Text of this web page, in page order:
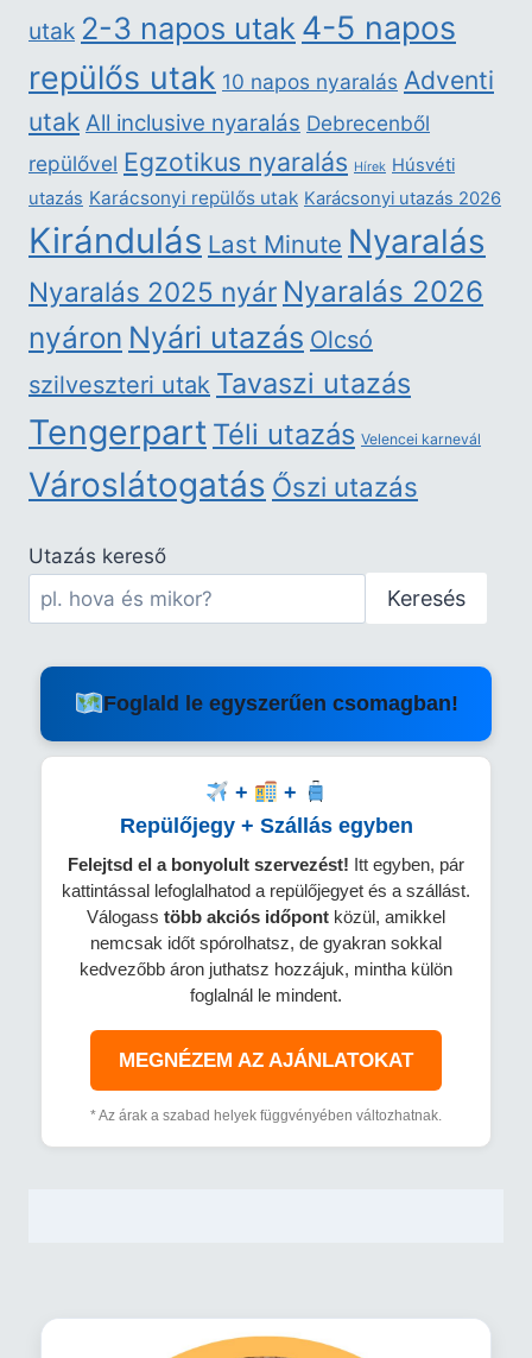
utak 2-3 napos utak 4-5 napos
repülős utak 10 napos nyaralás Adventi
utak All inclusive nyaralás Debrecenből
repülővel Egzotikus nyaralás Hírek Húsvéti
utazás Karácsonyi repülős utak Karácsonyi utazás 2026
Kirándulás Last Minute Nyaralás
Nyaralás 2025 nyár Nyaralás 2026
nyáron Nyári utazás Olcsó
szilveszteri utak Tavaszi utazás
Tengerpart Téli utazás Velencei karnevál
Városlátogatás Őszi utazás
Utazás kereső
Keresés
Foglald le egyszerűen csomagban!
+
+
Repülőjegy + Szállás egyben
Felejtsd el a bonyolult szervezést! Itt egyben, pár
kattintással lefoglalhatod a repülőjegyet és a szállást.
Válogass több akciós időpont közül, amikkel
nemcsak időt spórolhatsz, de gyakran sokkal
kedvezőbb áron juthatsz hozzájuk, mintha külön
foglalnál le mindent.
MEGNÉZEM AZ AJÁNLATOKAT
* Az árak a szabad helyek függvényében változhatnak.